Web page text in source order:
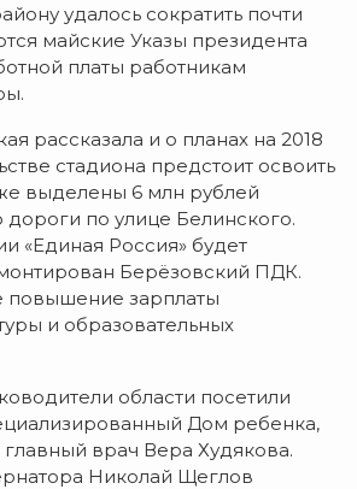
удалось сократить почти
майские Указы президента
платы работникам
рассказала и о планах на 2018
стадиона предстоит освоить
выделены 6 млн рублей
дороги по улице Белинского.
«Единая Россия» будет
Берёзовский ПДК.
повышение зарплаты
и образовательных
области посетили
Дом ребенка,
главный врач Вера Худякова.
Николай Щеглов